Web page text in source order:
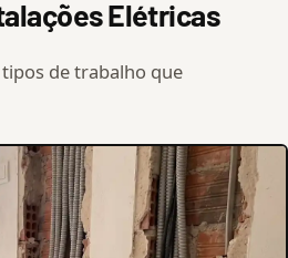
Elétricas
de trabalho que